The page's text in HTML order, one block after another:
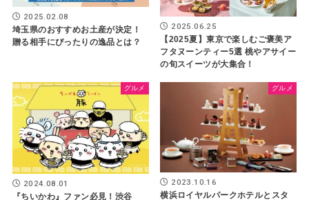
2025.02.08
埼玉県のおすすめお土産が決定！
贈る相手にぴったりの逸品とは？
2025.06.25
【2025夏】東京で楽しむご褒美ア
フタヌーンティー5選 桃やアサイー
の旬スイーツが大集合！
グルメ
2024.08.01
『ちいかわ』ファン必見！渋谷
グルメ
2023.10.16
横浜ロイヤルパークホテルとスタ